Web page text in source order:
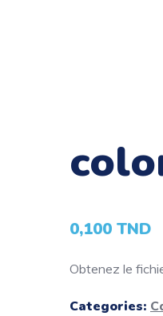
0,100 TND
Obtenez le
Categories: